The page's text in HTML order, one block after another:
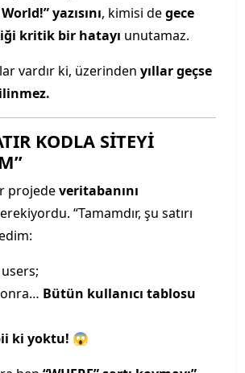
yazısını, kimisi degece
kritik bir hatayı unutamaz.
vardır ki, üzerinden yıllar geçse
KODLA SİTEYİ
projedeveritabanını
“Tamamdır, şu satırı
users;
Bütün kullanıcı tablosu
ki yoktu! 😱